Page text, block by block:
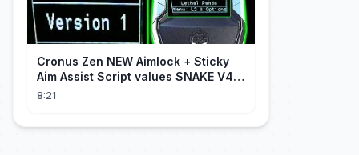
Cronus Zen NEW Aimlock + Sticky
Aim Assist Script values SNAKE V4
(PS5 + XBOX + PC)
8:21